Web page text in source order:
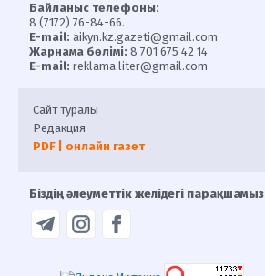
Байланыс телефоны:
8 (7172) 76-84-66.
E-mail: aikyn.kz.gazeti@gmail.com
Жарнама бөлімі: 8 701 675 42 14
E-mail: reklama.liter@gmail.com
Сайт туралы
Редакция
PDF | онлайн газет
Біздің әлеуметтік желідегі парақшамыз